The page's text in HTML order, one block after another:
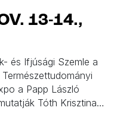
13-14.,
és Ifjúsági Szemle a
a Papp László
Tóth Krisztina